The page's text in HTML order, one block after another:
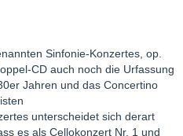
Sinfonie-Konzertes, op.
CD auch noch die Urfassung
Jahren und das Concertino
unterscheidet sich derart
es als Cellokonzert Nr. 1 und